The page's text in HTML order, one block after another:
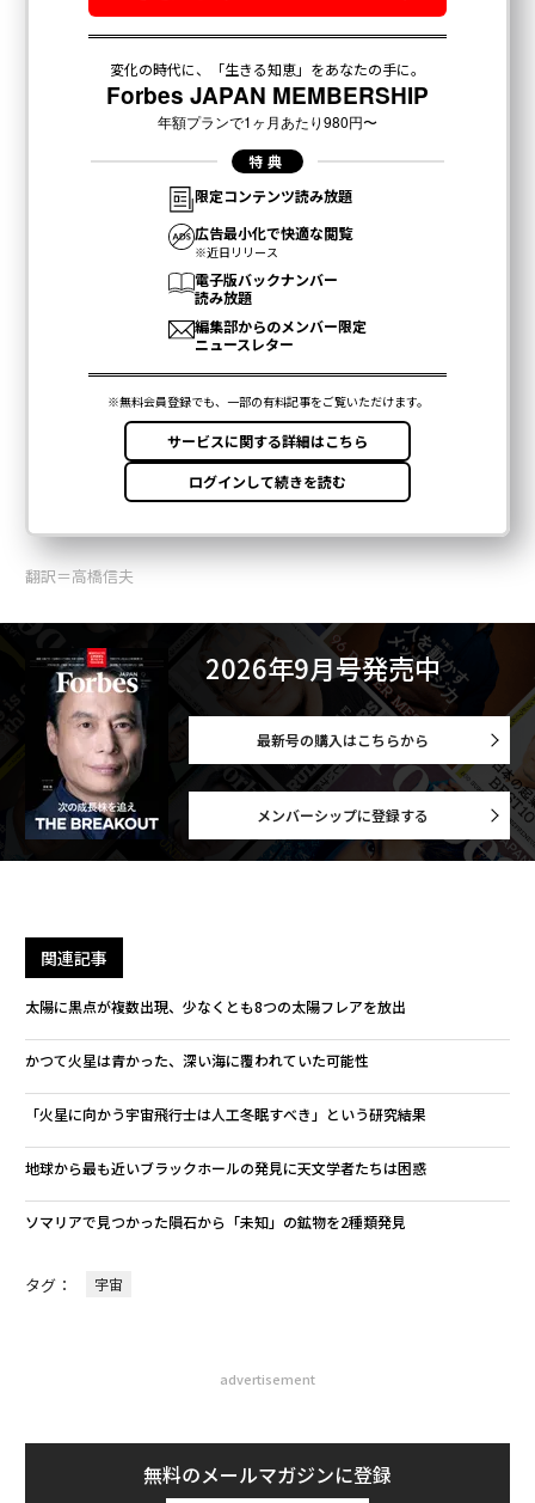
翻訳＝高橋信夫
2026年9月号発売中
最新号の購入はこちらから
メンバーシップに登録する
関連記事
太陽に黒点が複数出現、少なくとも8つの太陽フレアを放出
かつて火星は青かった、深い海に覆われていた可能性
「火星に向かう宇宙飛行士は人工冬眠すべき」という研究結果
地球から最も近いブラックホールの発見に天文学者たちは困惑
ソマリアで見つかった隕石から「未知」の鉱物を2種類発見
タグ： 宇宙
advertisement
無料のメールマガジンに登録